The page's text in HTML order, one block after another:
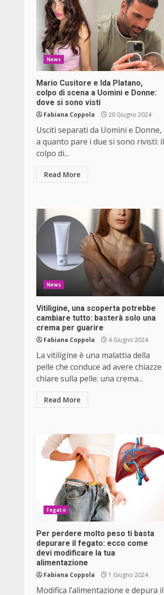
News
Mario Cusitore e Ida Platano,
colpo di scena a Uomini e Donne:
dove si sono visti
Fabiana Coppola 20 Giugno 2024
Usciti separati da Uomini e Donne,
a quanto pare i due si sono rivisti: il
colpo di...
Read More
News
Vitiligine, una scoperta potrebbe
cambiare tutto: basterà solo una
crema per guarire
Fabiana Coppola 4 Giugno 2024
La vitiligine è una malattia della
pelle che conduce ad avere chiazze
chiare sulla pelle: una crema...
Read More
Fegato
Per perdere molto peso ti basta
depurare il fegato: ecco come
devi modificare la tua
alimentazione
Fabiana Coppola 1 Giugno 2024
Modifica l’alimentazione e depura il